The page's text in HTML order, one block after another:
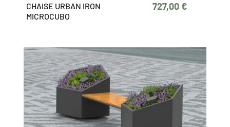
CHAISE URBAN IRON
MICROCUBO
727,00 €